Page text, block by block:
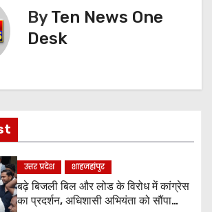
ByTen News One
Desk
उत्तर प्रदेश शाहजहांपुर
बढ़े बिजली बिल और लोड के विरोध में कांग्रेस
का प्रदर्शन, अधिशासी अभियंता को सौंपा